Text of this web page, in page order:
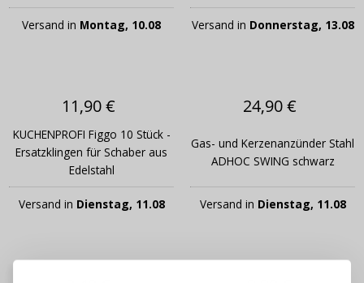
Versand in Montag, 10.08 Versand in Donnerstag, 13.08
11,90 €
KUCHENPROFI Figgo 10 Stück -
Ersatzklingen für Schaber aus
Edelstahl
Versand in Dienstag, 11.08
24,90 €
Gas- und Kerzenanzünder Stahl
ADHOC SWING schwarz
Versand in Dienstag, 11.08